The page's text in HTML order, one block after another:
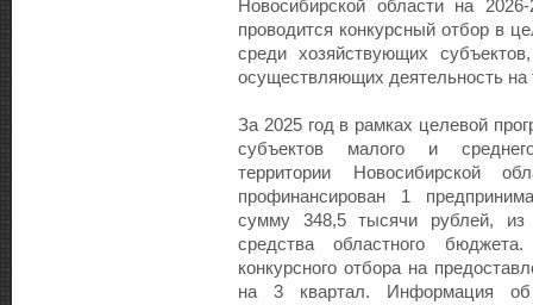
Новосибирской области на
проводится конкурсный отбор в
среди хозяйствующих
осуществляющих деятельность на
За 2025 год в рамках целевой
субъектов малого и
территории Новосибирской
профинансирован 1
сумму 348,5 тысячи рублей,
средства областного
конкурсного отбора на
на 3 квартал. Информация об